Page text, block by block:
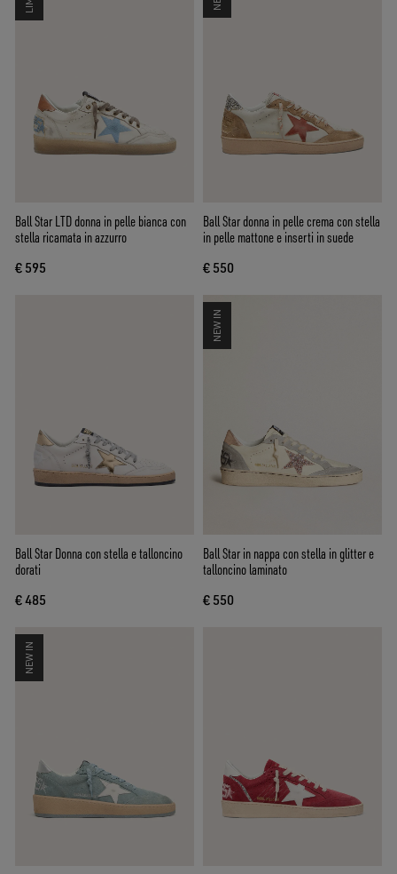
Ball Star LTD donna in pelle bianca con
stella ricamata in azzurro
€ 595
Ball Star donna in pelle crema con stella
in pelle mattone e inserti in suede
€ 550
Ball Star Donna con stella e talloncino
dorati
€ 485
NEW IN
Ball Star in nappa con stella in glitter e
talloncino laminato
€ 550
NEW IN